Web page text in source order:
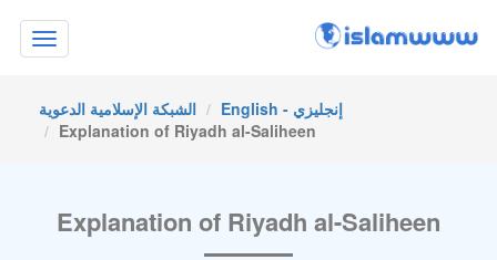
Toggle
navigation
الشبكة الإسلامية الدعوية
English - إنجليزي
Explanation of Riyadh al-Saliheen
Explanation of Riyadh al-Saliheen